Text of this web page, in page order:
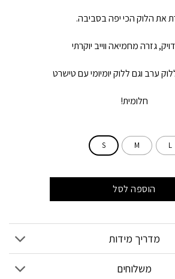
את הלוק הכי יפה בסביבה.
גזרה מחמיאה ווייב יוקרתי
ערב וגם ללוק יומיומי עם טישרט
חלומית!
L
M
S
הוספה לסל
מדריך מידות
משלוחים